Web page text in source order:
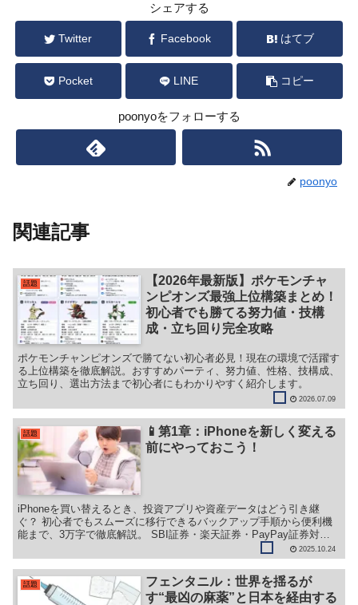
シェアする
Twitter Facebook はてブ
Pocket LINE コピー
poonyoをフォローする
poonyo
関連記事
話題
【2026年最新版】ポケモンチャ
ンピオンズ最強上位構築まとめ！
初心者でも勝てる努力値・技構
成・立ち回り完全攻略
ポケモンチャンピオンズで勝てない初心者必見！現在の環境で活躍す
る上位構築を徹底解説。おすすめパーティ、努力値、性格、技構成、
立ち回り、選出方法まで初心者にもわかりやすく紹介します。
2026.07.09
話題
📱第1章：iPhoneを新しく変える
前にやっておこう！
iPhoneを買い替えるとき、投資アプリや資産データはどう引き継
ぐ？ 初心者でもスムーズに移行できるバックアップ手順から便利機
能まで、3万字で徹底解説。 SBI証券・楽天証券・PayPay証券対
2025.10.24
話題
フェンタニル：世界を揺るが
す“最凶の麻薬”と日本を経由する